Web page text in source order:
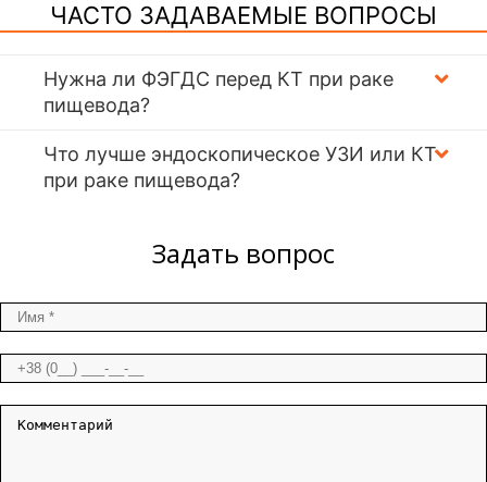
ЧАСТО ЗАДАВАЕМЫЕ ВОПРОСЫ
Нужна ли ФЭГДС перед КТ при раке
пищевода?
Что лучше эндоскопическое УЗИ или КТ
при раке пищевода?
Задать вопрос